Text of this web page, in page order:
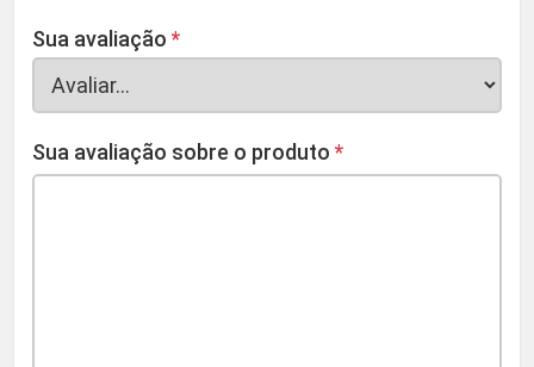
Sua avaliação *
Sua avaliação sobre o produto *